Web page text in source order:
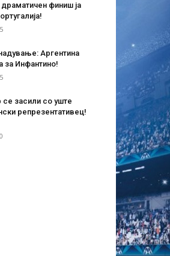
финиш ја
Аргентина
за Инфантино!
засили со уште
репрезентативец!